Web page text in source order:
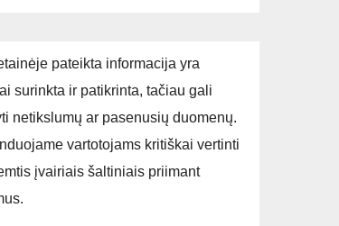
pateikta informacija yra
surinkta ir patikrinta, tačiau gali
netikslumų ar pasenusių duomenų.
vartotojams kritiškai vertinti
įvairiais šaltiniais priimant